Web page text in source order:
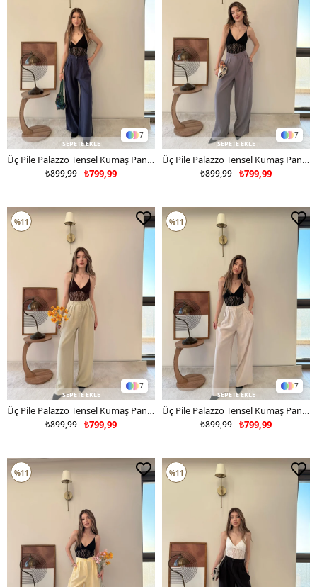
7
SEPETE EKLE
Üç Pile Palazzo Tensel Kumaş Pantolon Lacivert 2133
₺799,99
₺899,99
7
SEPETE EKLE
Üç Pile Palazzo Tensel Kumaş Pantolon Gri 2133
₺799,99
₺899,99
7
SEPETE EKLE
Üç Pile Palazzo Tensel Kumaş Pantolon Çağla 2133
₺799,99
₺899,99
%11
7
SEPETE EKLE
Üç Pile Palazzo Tensel Kumaş Pantolon Bej 2133
₺799,99
₺899,99
%11
%11 %11